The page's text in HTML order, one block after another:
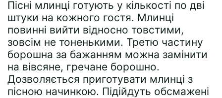
Пісні млинці готують у кількості по дві
штуки на кожного гостя. Млинці
повинні вийти відносно товстими,
зовсім не тоненькими. Третю частину
борошна за бажанням можна замінити
на вівсяне, гречане борошно.
Дозволяється приготувати млинці з
пісною начинкою. Підійдуть обсмажені